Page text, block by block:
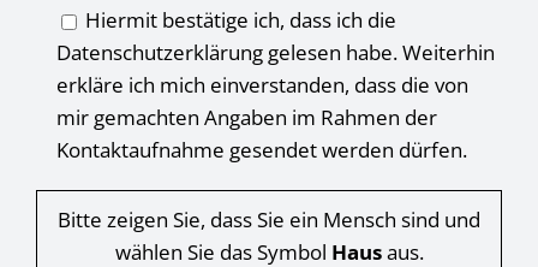
Hiermit bestätige ich, dass ich die
Datenschutzerklärung gelesen habe. Weiterhin
erkläre ich mich einverstanden, dass die von
mir gemachten Angaben im Rahmen der
Kontaktaufnahme gesendet werden dürfen.
Bitte zeigen Sie, dass Sie ein Mensch sind und
wählen Sie das Symbol Hausaus.